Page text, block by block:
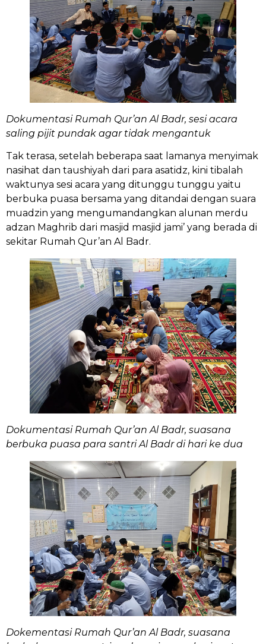
Dokumentasi Rumah Qur’an Al Badr, sesi acara
saling pijit pundak agar tidak mengantuk
Tak terasa, setelah beberapa saat lamanya menyimak
nasihat dan taushiyah dari para asatidz, kini tibalah
waktunya sesi acara yang ditunggu tunggu yaitu
berbuka puasa bersama yang ditandai dengan suara
muadzin yang mengumandangkan alunan merdu
adzan Maghrib dari masjid masjid jami’ yang berada di
sekitar Rumah Qur’an Al Badr.
Dokumentasi Rumah Qur’an Al Badr, suasana
berbuka puasa para santri Al Badr di hari ke dua
Dokementasi Rumah Qur’an Al Badr, suasana